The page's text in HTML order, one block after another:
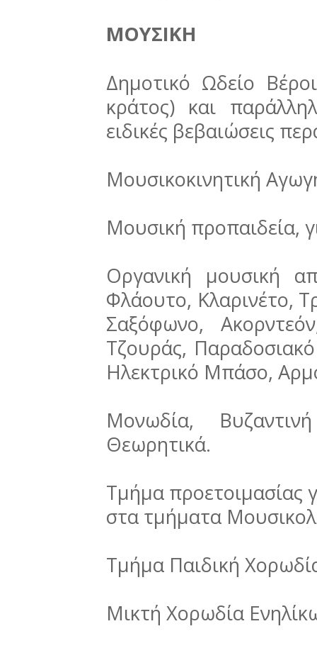
ΜΟΥΣΙΚΗ
Δημοτικό Ωδείο
κράτος) και
ειδικές βεβαιώσεις
Μουσικοκινητική
Μουσική προπαιδεία,
Οργανική μουσική
Φλάουτο, Κλαρινέτο,
Σαξόφωνο,
Τζουράς,
Ηλεκτρικό Μπάσο,
Μονωδία,
Θεωρητικά.
Τμήμα προετοιμασίας
στα τμήματα
Τμήμα Παιδική
Μικτή Χορωδία